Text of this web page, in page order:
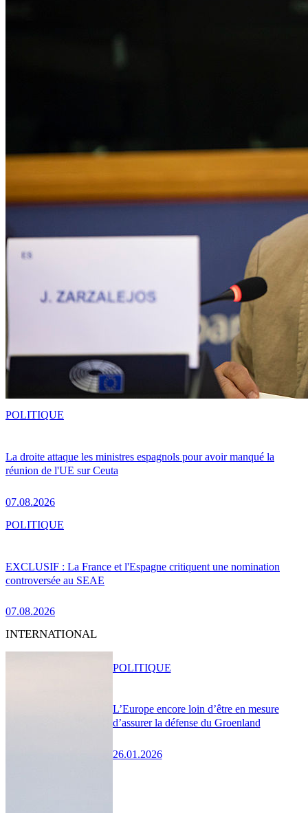
La droite attaque les ministres espagnols pour avoir manqué la
réunion de l'UE sur Ceuta
07.08.2026
POLITIQUE
EXCLUSIF : La France et l'Espagne critiquent une nomination
controversée au SEAE
07.08.2026
POLITIQUE
INTERNATIONAL
L’Europe encore loin d’être en mesure
d’assurer la défense du Groenland
26.01.2026
POLITIQUE